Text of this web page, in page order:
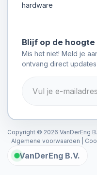
hardware
Blijf op de hoogte
Mis het niet! Meld je
ontvang direct updates
Copyright © 2026 VanDerEng
Algemene voorwaarden
VanDerEng B.V.